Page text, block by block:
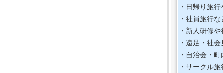
2.なが
夕暮れ
3.自転
の徹底と
ヘルメ
９月３
・日帰り旅
・社員旅行
・新人研修
・遠足・社
・自治会・
・サークル